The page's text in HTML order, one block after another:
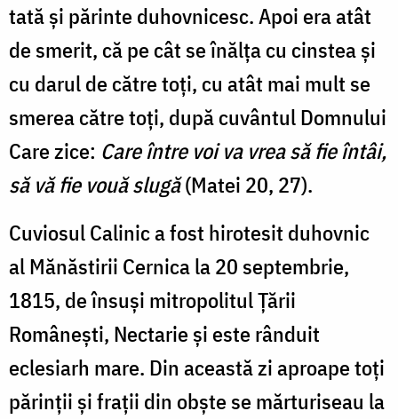
tată și părinte duhovnicesc. Apoi era atât
de smerit, că pe cât se înălța cu cinstea și
cu darul de către toți, cu atât mai mult se
smerea către toți, după cuvântul Domnului
Care zice: Care între voi va vrea să fie întâi,
să vă fie vouă slugă(Matei 20, 27).
Cuviosul Calinic a fost hirotesit duhovnic
al Mănăstirii Cernica la 20 septembrie,
1815, de însuși mitropolitul Țării
Românești, Nectarie și este rânduit
eclesiarh mare. Din această zi aproape toți
părinții și frații din obște se mărturiseau la